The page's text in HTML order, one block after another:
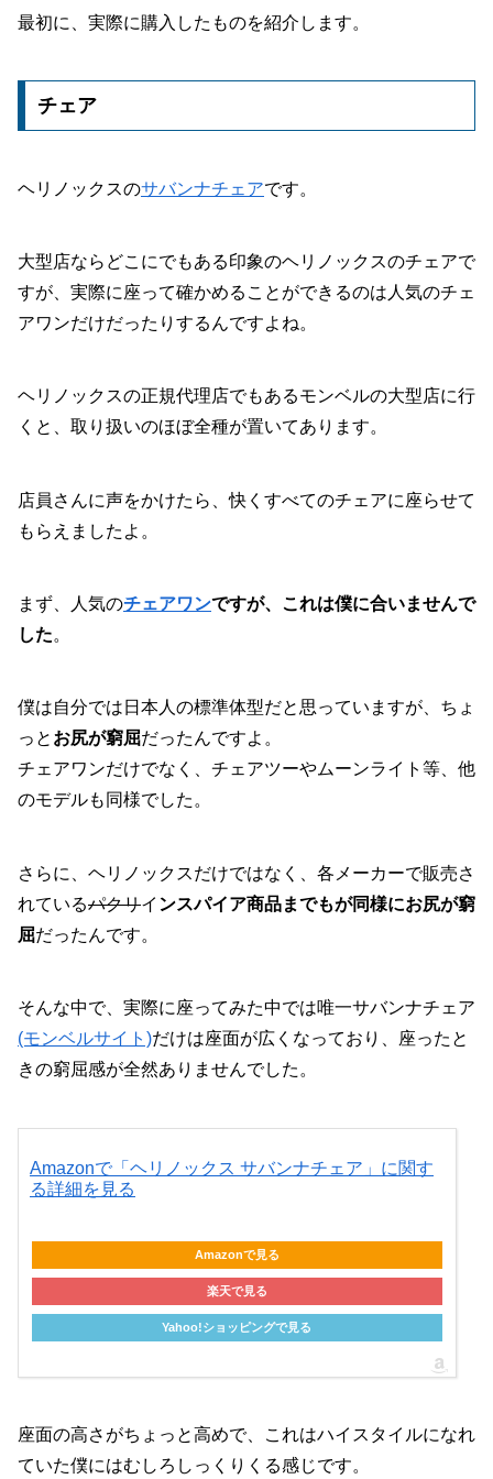
最初に、実際に購入したものを紹介します。
チェア
ヘリノックスのサバンナチェアです。
大型店ならどこにでもある印象のヘリノックスのチェアで
すが、実際に座って確かめることができるのは人気のチェ
アワンだけだったりするんですよね。
ヘリノックスの正規代理店でもあるモンベルの大型店に行
くと、取り扱いのほぼ全種が置いてあります。
店員さんに声をかけたら、快くすべてのチェアに座らせて
もらえましたよ。
まず、人気のチェアワンですが、これは僕に合いませんで
した。
僕は自分では日本人の標準体型だと思っていますが、ちょ
っと お尻が窮屈だったんですよ。
チェアワンだけでなく、チェアツーやムーンライト等、他
のモデルも同様でした。
さらに、ヘリノックスだけではなく、各メーカーで販売さ
れているパクリイ ンスパイア商品までもが同様にお尻が窮
屈だったんです。
そんな中で、実際に座ってみた中では唯一サバンナチェア
(モンベルサイト)だけは座面が広くなっており、座ったと
きの窮屈感が全然ありませんでした。
Amazonで「ヘリノックス サバンナチェア」に関す
る詳細を見る
Amazonで見る
楽天で見る
Yahoo!ショッピングで見る
座面の高さがちょっと高めで、これはハイスタイルになれ
ていた僕にはむしろしっくりくる感じです。